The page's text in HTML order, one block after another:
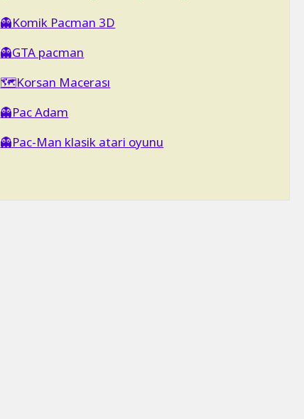
👻Komik Pacman 3D
👻GTA pacman
🗺️Korsan Macerası
👻Pac Adam
👻Pac-Man klasik atari oyunu